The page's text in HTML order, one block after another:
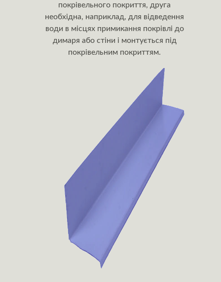
покрівельного покриття, друга
необхідна, наприклад, для відведення
води в місцях примикання покрівлі до
димаря або стіни і монтується під
покрівельним покриттям.